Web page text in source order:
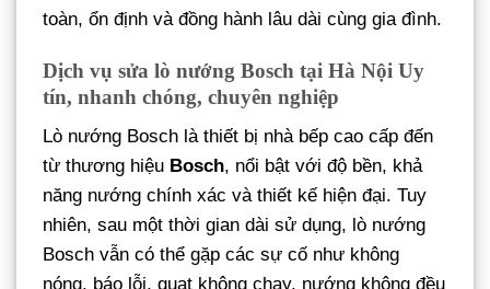
toàn, ổn định và đồng hành lâu dài cùng gia đình.
Dịch vụ sửa lò nướng Bosch tại Hà Nội Uy
tín, nhanh chóng, chuyên nghiệp
Lò nướng Bosch là thiết bị nhà bếp cao cấp đến
từ thương hiệu Bosch, nổi bật với độ bền, khả
năng nướng chính xác và thiết kế hiện đại. Tuy
nhiên, sau một thời gian dài sử dụng, lò nướng
Bosch vẫn có thể gặp các sự cố như không
nóng, báo lỗi, quạt không chạy, nướng không đều